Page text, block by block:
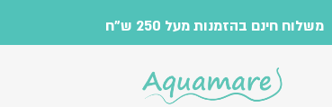
משלוח חינם בהזמנות מעל 250 ש"ח